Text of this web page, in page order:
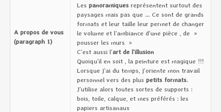
A propos de vous
(paragraph 1)
Les panoramiques représentent surtout des
paysages mais pas que … Ce sont de grands
formats et leur taille leur permet de changer
le volume et l’ambiance d’une pièce , de »
pousser les murs »
C’est aussi l’art de l’illusion
Quoiqu’il en soit , la peinture est magique !!!
Lorsque j’ai du temps, j’oriente mon travail
personnel vers des plus petits formats.
J’utilise alors toutes sortes de supports :
bois, toile, calque, et mes préférés : les
papiers artisanaux